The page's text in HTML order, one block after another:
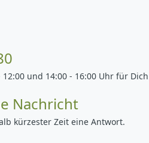
und 14:00 - 16:00 Uhr für Dich
Nachricht
kürzester Zeit eine Antwort.